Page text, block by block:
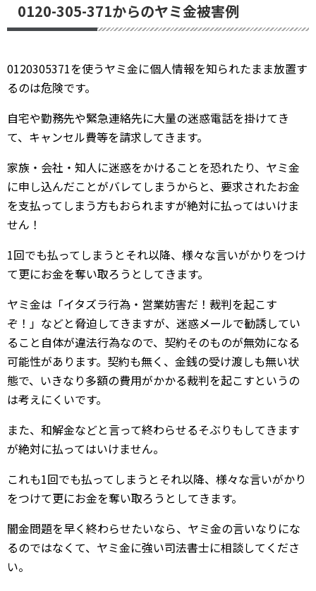
0120-305-371からのヤミ金被害例
0120305371を使うヤミ金に個人情報を知られたまま放置す
るのは危険です。
自宅や勤務先や緊急連絡先に大量の迷惑電話を掛けてき
て、キャンセル費等を請求してきます。
家族・会社・知人に迷惑をかけることを恐れたり、ヤミ金
に申し込んだことがバレてしまうからと、要求されたお金
を支払ってしまう方もおられますが絶対に払ってはいけま
せん！
1回でも払ってしまうとそれ以降、様々な言いがかりをつけ
て更にお金を奪い取ろうとしてきます。
ヤミ金は「イタズラ行為・営業妨害だ！裁判を起こす
ぞ！」などと脅迫してきますが、迷惑メールで勧誘してい
ること自体が違法行為なので、契約そのものが無効になる
可能性があります。契約も無く、金銭の受け渡しも無い状
態で、いきなり多額の費用がかかる裁判を起こすというの
は考えにくいです。
また、和解金などと言って終わらせるそぶりもしてきます
が絶対に払ってはいけません。
これも1回でも払ってしまうとそれ以降、様々な言いがかり
をつけて更にお金を奪い取ろうとしてきます。
闇金問題を早く終わらせたいなら、ヤミ金の言いなりにな
るのではなくて、ヤミ金に強い司法書士に相談してくださ
い。